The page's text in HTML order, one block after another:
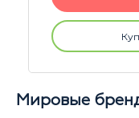
Мировые